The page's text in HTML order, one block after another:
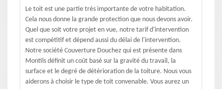
Le toit est une partie très importante de votre habitation.
Cela nous donne la grande protection que nous devons avoir.
Quel que soit votre projet en vue, notre tarif d'intervention
est compétitif et dépend aussi du délai de l'intervention.
Notre société Couverture Douchez qui est présente dans
Montils définit un coût basé sur la gravité du travail, la
surface et le degré de détérioration de la toiture. Nous vous
aiderons à choisir le type de toit convenable. Vous aurez un